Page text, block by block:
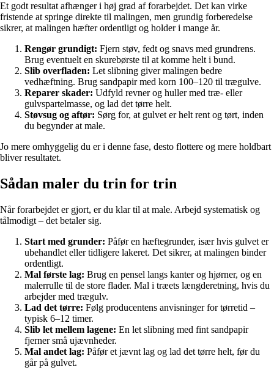
Et godt resultat afhænger i høj grad af forarbejdet. Det kan virke
fristende at springe direkte til malingen, men grundig forberedelse
sikrer, at malingen hæfter ordentligt og holder i mange år.
Rengør grundigt: Fjern støv, fedt og snavs med grundrens.
Brug eventuelt en skurebørste til at komme helt i bund.
Slib overfladen: Let slibning giver malingen bedre
vedhæftning. Brug sandpapir med korn 100–120 til trægulve.
Reparer skader: Udfyld revner og huller med træ- eller
gulvspartelmasse, og lad det tørre helt.
Støvsug og aftør: Sørg for, at gulvet er helt rent og tørt, inden
du begynder at male.
Jo mere omhyggelig du er i denne fase, desto flottere og mere holdbart
bliver resultatet.
Sådan maler du trin for trin
Når forarbejdet er gjort, er du klar til at male. Arbejd systematisk og
tålmodigt – det betaler sig.
Start med grunder: Påfør en hæftegrunder, især hvis gulvet er
ubehandlet eller tidligere lakeret. Det sikrer, at malingen binder
ordentligt.
Mal første lag: Brug en pensel langs kanter og hjørner, og en
malerrulle til de store flader. Mal i træets længderetning, hvis du
arbejder med trægulv.
Lad det tørre: Følg producentens anvisninger for tørretid –
typisk 6–12 timer.
Slib let mellem lagene: En let slibning med fint sandpapir
fjerner små ujævnheder.
Mal andet lag: Påfør et jævnt lag og lad det tørre helt, før du
går på gulvet.